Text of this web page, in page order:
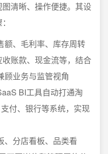
清晰、操作便捷。其设
额、毛利率、库存周转
账款、现金流等，结合
顾业务与监管视角
BI工具自动打通淘
付、银行等系统，实现
、分店看板、品类看